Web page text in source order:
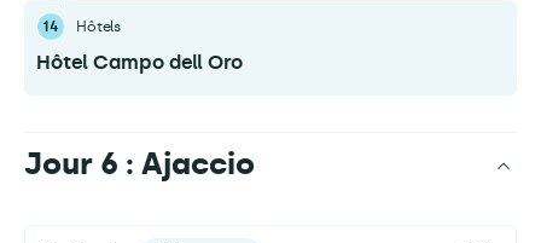
14 Hôtels
Hôtel Campo dell Oro
Jour 6 : Ajaccio